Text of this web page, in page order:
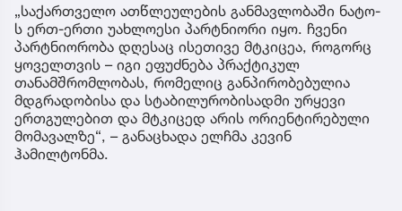
„საქართველო ათწლეულების განმავლობაში ნატო-
ს ერთ-ერთი უახლოესი პარტნიორი იყო. ჩვენი
პარტნიორობა დღესაც ისეთივე მტკიცეა, როგორც
ყოველთვის – იგი ეფუძნება პრაქტიკულ
თანამშრომლობას, რომელიც განპირობებულია
მდგრადობისა და სტაბილურობისადმი ურყევი
ერთგულებით და მტკიცედ არის ორიენტირებული
მომავალზე“, – განაცხადა ელჩმა კევინ
ჰამილტონმა.